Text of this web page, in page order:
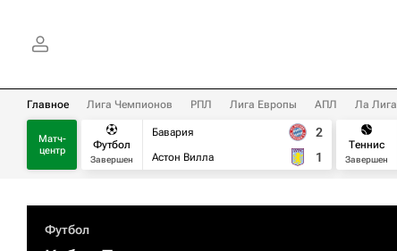
Главное Лига Чемпионов РПЛ Лига Европы АПЛ Ла Лига
Матч-
центр
Футбол
Завершен
Бавария
Астон Вилла
2
1
Теннис
Завершен
Футбол